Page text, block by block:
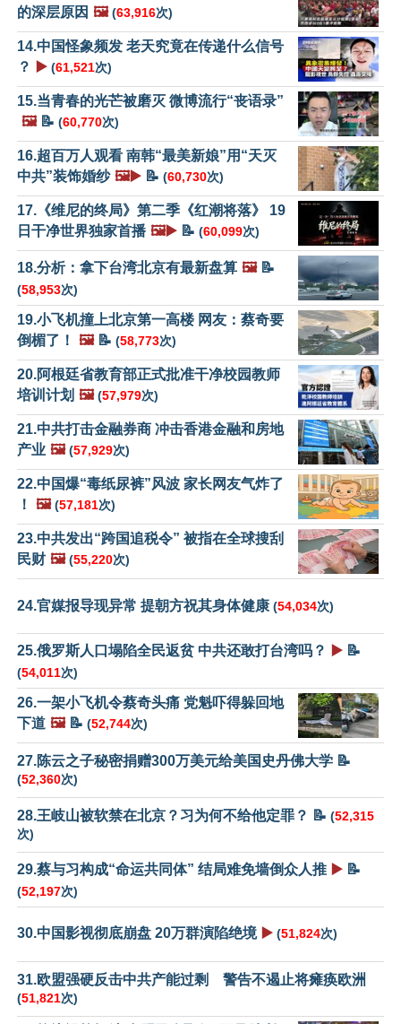
的深层原因 🖼️ (63,916次)
14.中国怪象频发 老天究竟在传递什么信号
？
▶️ (61,521次)
15.当青春的光芒被磨灭 微博流行“丧语录”
🖼️📝 (60,770次)
16.超百万人观看 南韩“最美新娘”用“天灭
中共”装饰婚纱 🖼️▶️ 📝 (60,730次)
17.《维尼的终局》第二季《红潮将落》 19
日干净世界独家首播 🖼️▶️ 📝 (60,099次)
18.分析：拿下台湾北京有最新盘算 🖼️📝
(58,953次)
19.小飞机撞上北京第一高楼 网友：蔡奇要
倒楣了！
🖼️📝 (58,773次)
20.阿根廷省教育部正式批准干净校园教师
培训计划 🖼️ (57,979次)
21.中共打击金融券商 冲击香港金融和房地
产业 🖼️ (57,929次)
22.中国爆“毒纸尿裤”风波 家长网友气炸了
！
🖼️ (57,181次)
23.中共发出“跨国追税令” 被指在全球搜刮
民财 🖼️ (55,220次)
24.官媒报导现异常 提朝方祝其身体健康 (54,034次)
25.俄罗斯人口塌陷全民返贫 中共还敢打台湾吗？ ▶️ 📝
(54,011次)
26.一架小飞机令蔡奇头痛 党魁吓得躲回地
下道 🖼️📝 (52,744次)
27.陈云之子秘密捐赠300万美元给美国史丹佛大学 📝
(52,360次)
28.王岐山被软禁在北京？习为何不给他定罪？ 📝 (52,315
次)
29.蔡与习构成“命运共同体” 结局难免墙倒众人推 ▶️ 📝
(52,197次)
30.中国影视彻底崩盘 20万群演陷绝境 ▶️ (51,824次)
31.欧盟强硬反击中共产能过剩 警告不遏止将瘫痪欧洲
(51,821次)